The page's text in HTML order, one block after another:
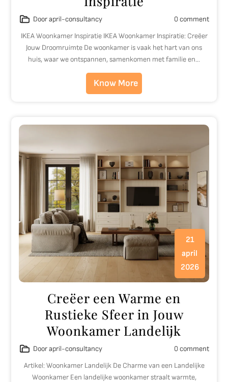
Door april-consultancy
0 comment
IKEA Woonkamer Inspiratie IKEA Woonkamer Inspiratie: Creëer
Jouw Droomruimte De woonkamer is vaak het hart van ons
huis, waar we ontspannen, samenkomen met familie en…
Know More
21
april
2026
Creëer een Warme en
Rustieke Sfeer in Jouw
Woonkamer Landelijk
Door april-consultancy
0 comment
Artikel: Woonkamer Landelijk De Charme van een Landelijke
Woonkamer Een landelijke woonkamer straalt warmte,